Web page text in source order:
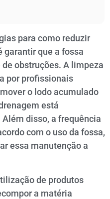
para como reduzir
garantir que a fossa
obstruções. A limpeza
por profissionais
o lodo acumulado
está
disso, a frequência
com o uso da fossa,
essa manutenção a
de produtos
a matéria